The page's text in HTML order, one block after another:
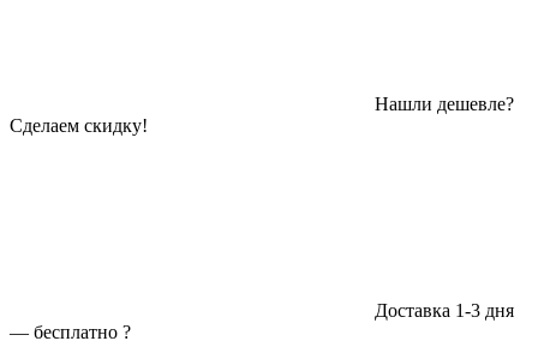
Нашли дешевле?
Сделаем скидку!
Доставка 1-3 дня
— бесплатно ?